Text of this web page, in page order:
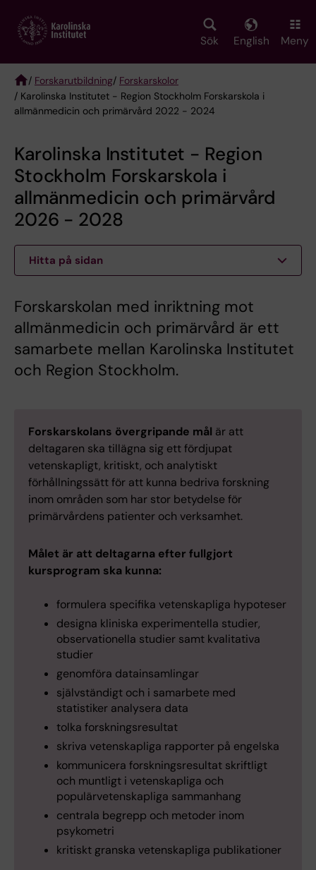
main
Sök English Meny
Breadcrumb
/ Forskarutbildning/ Forskarskolor
/ Karolinska Institutet - Region Stockholm Forskarskola i
allmänmedicin och primärvård 2022 - 2024
Karolinska Institutet - Region
Stockholm Forskarskola i
allmänmedicin och primärvård
2026 - 2028
Hitta på sidan
Forskarskolan med inriktning mot
allmänmedicin och primärvård är ett
samarbete mellan Karolinska Institutet
och Region Stockholm.
Forskarskolans övergripande mål är att
deltagaren ska tillägna sig ett fördjupat
vetenskapligt, kritiskt, och analytiskt
förhållningssätt för att kunna bedriva forskning
inom områden som har stor betydelse för
primärvårdens patienter och verksamhet.
Målet är att deltagarna efter fullgjort
kursprogram ska kunna:
formulera specifika vetenskapliga hypoteser
designa kliniska experimentella studier,
observationella studier samt kvalitativa
studier
genomföra datainsamlingar
självständigt och i samarbete med
statistiker analysera data
tolka forskningsresultat
skriva vetenskapliga rapporter på engelska
kommunicera forskningsresultat skriftligt
och muntligt i vetenskapliga och
populärvetenskapliga sammanhang
centrala begrepp och metoder inom
psykometri
kritiskt granska vetenskapliga publikationer